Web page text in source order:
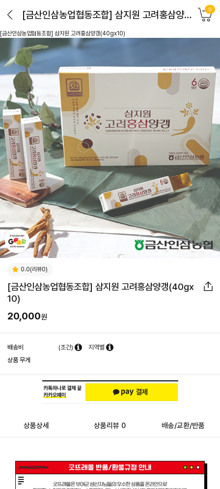
[금산인삼농업협동조합] 삼지원 고려홍삼양갱(40gx10) 0
[금산인삼농업협동조합] 삼지원 고려홍삼양갱(40gx10)
0.0(리뷰0)
[금산인삼농업협동조합] 삼지원 고려홍삼양갱(40gx
10)
20,000원
배송비 (조건)
지역별
상품 무게
상품상세 상품리뷰 0 배송/교환/반품